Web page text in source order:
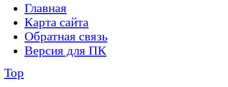
Главная
Карта сайта
Обратная связь
Версия для ПК
Top